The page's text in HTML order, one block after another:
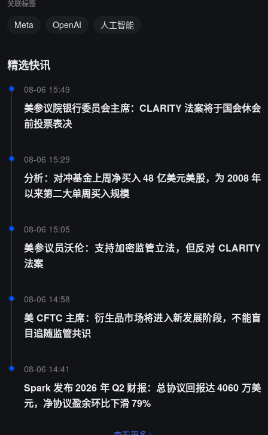
关联标签
Meta OpenAI 人工智能
精选快讯
08-06 15:49
美参议院银行委员会主席：CLARITY 法案将于国会休会
前投票表决
08-06 15:29
分析：对冲基金上周净买入 48 亿美元美股，为 2008 年
以来第二大单周买入规模
08-06 15:05
美参议员沃伦：支持加密监管立法，但反对 CLARITY
法案
08-06 14:58
美 CFTC 主席：衍生品市场将进入新发展阶段，不能盲
目追随监管共识
08-06 14:41
Spark 发布 2026 年 Q2 财报：总协议回报达 4060 万美
元，净协议盈余环比下滑 79%